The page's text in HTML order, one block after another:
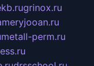
grinox.ru
metall-perm.ru